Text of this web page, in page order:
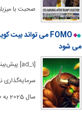
صحبت با میزبان
می شود
سرمایه‌گذاری
سال 2025 به 150 هزار دلار برسد زیرا FOMO بازارها را بیش از حد افزایش می دهد نایجل گرین،